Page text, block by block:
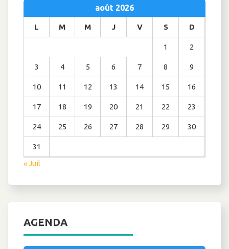
août 2026
L M M J V S D
1 2
3 4 5 6 7 8 9
10 11 12 13 14 15 16
17 18 19 20 21 22 23
24 25 26 27 28 29 30
31
« Juil
AGENDA